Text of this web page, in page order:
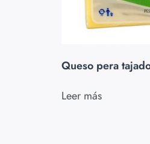
Queso pera
Leer más